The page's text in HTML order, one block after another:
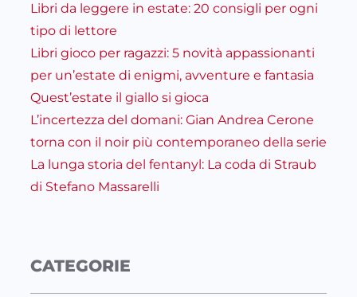
Libri da leggere in estate: 20 consigli per ogni
tipo di lettore
Libri gioco per ragazzi: 5 novità appassionanti
per un’estate di enigmi, avventure e fantasia
Quest’estate il giallo si gioca
L’incertezza del domani: Gian Andrea Cerone
torna con il noir più contemporaneo della serie
La lunga storia del fentanyl: La coda di Straub
di Stefano Massarelli
CATEGORIE